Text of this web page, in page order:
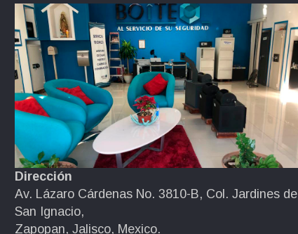
Dirección
Av. Lázaro Cárdenas No. 3810-B, Col. Jardines de
San Ignacio,
Zapopan, Jalisco, Mexico.